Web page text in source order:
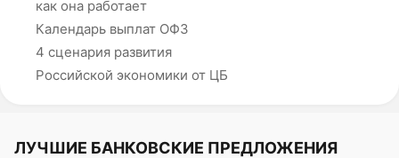
как она работает
Календарь выплат ОФЗ
4 сценария развития
Российской экономики от ЦБ
ЛУЧШИЕ БАНКОВСКИЕ ПРЕДЛОЖЕНИЯ